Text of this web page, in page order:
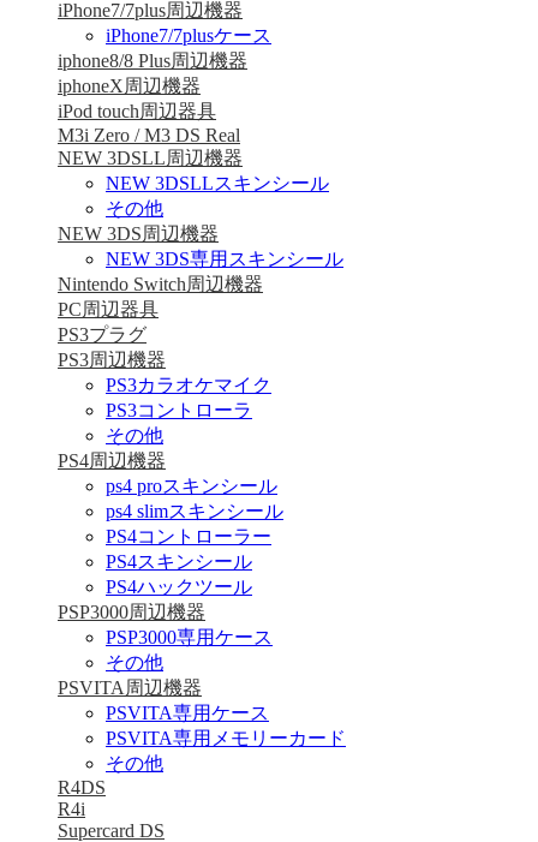
iPhone7/7plus周辺機器
iPhone7/7plusケース
iphone8/8 Plus周辺機器
iphoneX周辺機器
iPod touch周辺器具
M3i Zero / M3 DS Real
NEW 3DSLL周辺機器
NEW 3DSLLスキンシール
その他
NEW 3DS周辺機器
NEW 3DS専用スキンシール
Nintendo Switch周辺機器
PC周辺器具
PS3プラグ
PS3周辺機器
PS3カラオケマイク
PS3コントローラ
その他
PS4周辺機器
ps4 proスキンシール
ps4 slimスキンシール
PS4コントローラー
PS4スキンシール
PS4ハックツール
PSP3000周辺機器
PSP3000専用ケース
その他
PSVITA周辺機器
PSVITA専用ケース
PSVITA専用メモリーカード
その他
R4DS
R4i
Supercard DS